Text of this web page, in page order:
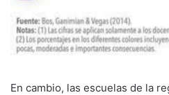
En cambio, las escuelas de la